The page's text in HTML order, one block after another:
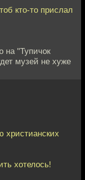
кто-то прислал
на "Тупичок
музей не хуже
христианских
хотелось!